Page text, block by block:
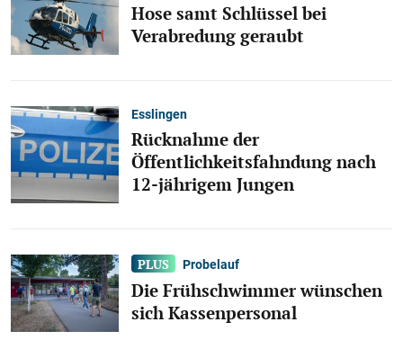
Hose samt Schlüssel bei
Verabredung geraubt
Esslingen
Rücknahme der
Öffentlichkeitsfahndung nach
12-jährigem Jungen
Probelauf
Die Frühschwimmer wünschen
sich Kassenpersonal